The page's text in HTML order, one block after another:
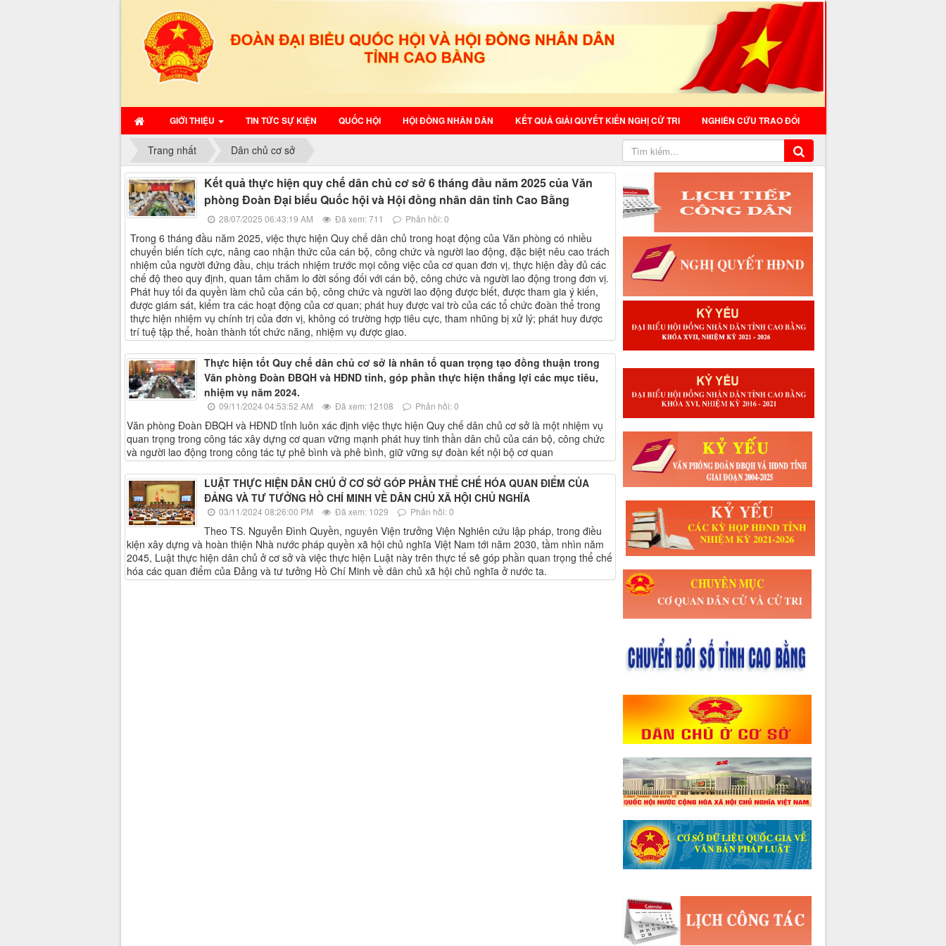
GIỚI THIỆU TIN TỨC SỰ KIỆN QUỐC HỘI HỘI ĐỒNG NHÂN DÂN KẾT QUẢ GIẢI QUYẾT KIẾN NGHỊ CỬ TRI NGHIÊN CỨU TRAO ĐỔI
Trang nhất Dân chủ cơ sở
Kết quả thực hiện quy chế dân chủ cơ sở 6 tháng đầu năm 2025 của Văn
phòng Đoàn Đại biểu Quốc hội và Hội đồng nhân dân tỉnh Cao Bằng
28/07/2025 06:43:19 AM Đã xem: 711 Phản hồi: 0
Trong 6 tháng đầu năm 2025, việc thực hiện Quy chế dân chủ trong hoạt động của Văn phòng có nhiều
chuyển biến tích cực, nâng cao nhận thức của cán bộ, công chức và người lao động, đặc biệt nêu cao trách
nhiệm của người đứng đầu, chịu trách nhiệm trước mọi công việc của cơ quan đơn vị, thực hiện đầy đủ các
chế độ theo quy định, quan tâm chăm lo đời sống đối với cán bộ, công chức và người lao động trong đơn vị.
Phát huy tối đa quyền làm chủ của cán bộ, công chức và người lao động được biết, được tham gia ý kiến,
được giám sát, kiểm tra các hoạt động của cơ quan; phát huy được vai trò của các tổ chức đoàn thể trong
thực hiện nhiệm vụ chính trị của đơn vị, không có trường hợp tiêu cực, tham nhũng bị xử lý; phát huy được
trí tuệ tập thể, hoàn thành tốt chức năng, nhiệm vụ được giao.
Thực hiện tốt Quy chế dân chủ cơ sở là nhân tố quan trọng tạo đồng thuận trong
Văn phòng Đoàn ĐBQH và HĐND tỉnh, góp phần thực hiện thắng lợi các mục tiêu,
nhiệm vụ năm 2024.
09/11/2024 04:53:52 AM Đã xem: 12108 Phản hồi: 0
Văn phòng Đoàn ĐBQH và HĐND tỉnh luôn xác định việc thực hiện Quy chế dân chủ cơ sở là một nhiệm vụ
quan trọng trong công tác xây dựng cơ quan vững mạnh phát huy tinh thần dân chủ của cán bộ, công chức
và người lao động trong công tác tự phê bình và phê bình, giữ vững sự đoàn kết nội bộ cơ quan
LUẬT THỰC HIỆN DÂN CHỦ Ở CƠ SỞ GÓP PHẦN THỂ CHẾ HÓA QUAN ĐIỂM CỦA
ĐẢNG VÀ TƯ TƯỞNG HỒ CHÍ MINH VỀ DÂN CHỦ XÃ HỘI CHỦ NGHĨA
03/11/2024 08:26:00 PM Đã xem: 1029 Phản hồi: 0
Theo TS. Nguyễn Đình Quyền, nguyên Viện trưởng Viện Nghiên cứu lập pháp, trong điều
kiện xây dựng và hoàn thiện Nhà nước pháp quyền xã hội chủ nghĩa Việt Nam tới năm 2030, tầm nhìn năm
2045, Luật thực hiện dân chủ ở cơ sở và việc thực hiện Luật này trên thực tế sẽ góp phần quan trọng thể chế
hóa các quan điểm của Đảng và tư tưởng Hồ Chí Minh về dân chủ xã hội chủ nghĩa ở nước ta.